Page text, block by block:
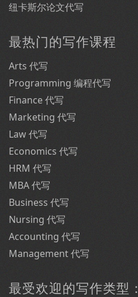
纽卡斯尔论文代写
最热门的写作课程
Arts 代写
Programming 编程代写
Finance 代写
Marketing 代写
Law 代写
Economics 代写
HRM 代写
MBA 代写
Business 代写
Nursing 代写
Accounting 代写
Management 代写
最受欢迎的写作类型：